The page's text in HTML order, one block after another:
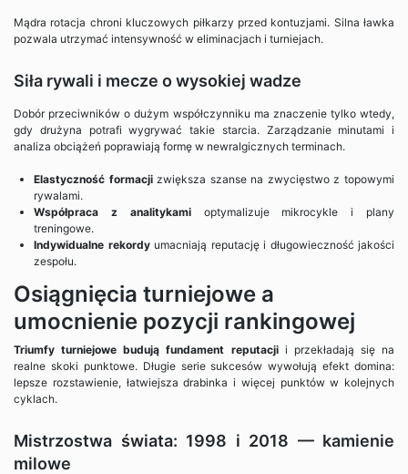
Mądra rotacja chroni kluczowych piłkarzy przed kontuzjami. Silna ławka
pozwala utrzymać intensywność w eliminacjach i turniejach.
Siła rywali i mecze o wysokiej wadze
Dobór przeciwników o dużym współczynniku ma znaczenie tylko wtedy,
gdy drużyna potrafi wygrywać takie starcia. Zarządzanie minutami i
analiza obciążeń poprawiają formę w newralgicznych terminach.
Elastyczność formacjizwiększa szanse na zwycięstwo z topowymi
rywalami.
Współpraca z analitykamioptymalizuje mikrocykle i plany
treningowe.
Indywidualne rekordyumacniają reputację i długowieczność jakości
zespołu.
Osiągnięcia turniejowe a
umocnienie pozycji rankingowej
Triumfy turniejowe budują fundament reputacjii przekładają się na
realne skoki punktowe. Długie serie sukcesów wywołują efekt domina:
lepsze rozstawienie, łatwiejsza drabinka i więcej punktów w kolejnych
cyklach.
Mistrzostwa świata: 1998 i 2018 — kamienie
milowe